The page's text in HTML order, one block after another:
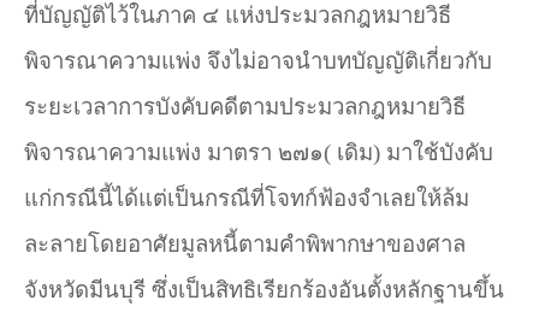
ที่บัญญัติไว้ในภาค ๔ แห่งประมวลกฎหมายวิธี
พิจารณาความแพ่ง จึงไม่อาจนำบทบัญญัติเกี่ยวกับ
ระยะเวลาการบังคับคดีตามประมวลกฎหมายวิธี
พิจารณาความแพ่ง มาตรา ๒๗๑( เดิม) มาใช้บังคับ
แก่กรณีนี้ได้แต่เป็นกรณีที่โจทก์ฟ้องจำเลยให้ล้ม
ละลายโดยอาศัยมูลหนี้ตามคำพิพากษาของศาล
จังหวัดมีนบุรี ซึ่งเป็นสิทธิเรียกร้องอันตั้งหลักฐานขึ้น